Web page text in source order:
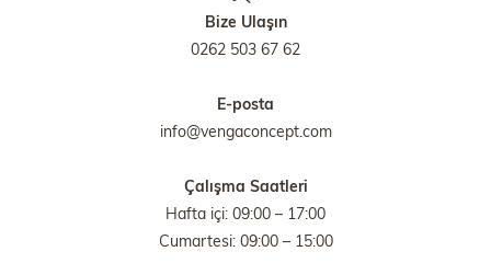
Bize Ulaşın
0262 503 67 62
E-posta
info@vengaconcept.com
Çalışma Saatleri
Hafta içi: 09:00 – 17:00
Cumartesi: 09:00 – 15:00